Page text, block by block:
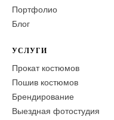
Портфолио
Блог
УСЛУГИ
Прокат костюмов
Пошив костюмов
Брендирование
Выездная фотостудия